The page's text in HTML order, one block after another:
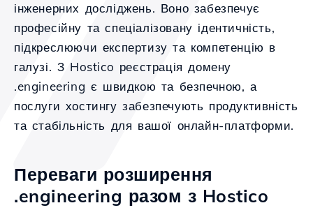
інженерних досліджень. Воно забезпечує
професійну та спеціалізовану ідентичність,
підкреслюючи експертизу та компетенцію в
галузі. З Hostico реєстрація домену
.engineering є швидкою та безпечною, а
послуги хостингу забезпечують продуктивність
та стабільність для вашої онлайн-платформи.
Переваги розширення
.engineering разом з Hostico